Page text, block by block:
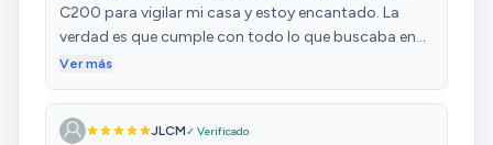
C200 para vigilar mi casa y estoy encantado. La
verdad es que cumple con todo lo que buscaba en
una cámara de vigilancia: Calidad de imagen: La
ver con todo detalle lo que pasa en casa. La visión
nocturna también funciona muy bien, incluso en
Ver más
JLCM✓ Verificado